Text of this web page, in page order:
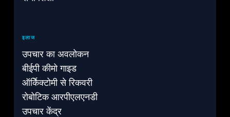
इलाज
उपचार का अवलोकन
बीईपी कीमो गाइड
ऑर्किेक्टोमी से रिकवरी
रोबोटिक आरपीएलएनडी
उपचार केंद्र